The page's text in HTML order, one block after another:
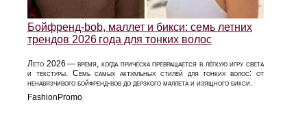
Бойфренд‑bob, маллет и бикси: семь летних
трендов 2026 года для тонких волос
Лето 2026 — время, когда прическа превращается в лёгкую игру света
и текстуры. Семь самых актуальных стилей для тонких волос: от
ненавязчивого бойфренд‑bob до дерзкого маллета и изящного бикси.
FashionPromo